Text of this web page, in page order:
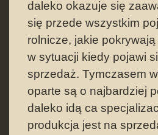
daleko okazuje się
się przede wszystkim
rolnicze, jakie
w sytuacji kiedy pojawi
sprzedaż. Tymczasem
oparte są o najbardziej
daleko idą ca
produkcja jest na